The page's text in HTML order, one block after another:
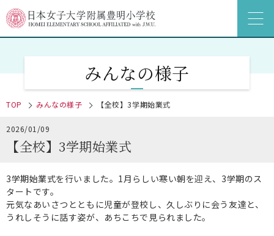
みんなの様子
TOP みんなの様子 【全校】3学期始業式
2026/01/09
【全校】3学期始業式
3学期始業式を行いました。1月らしい寒い朝を迎え、3学期のス
タートです。
元気なあいさつとともに児童が登校し、久しぶりに会う友達と、
うれしそうに話す姿が、あちこちで見られました。